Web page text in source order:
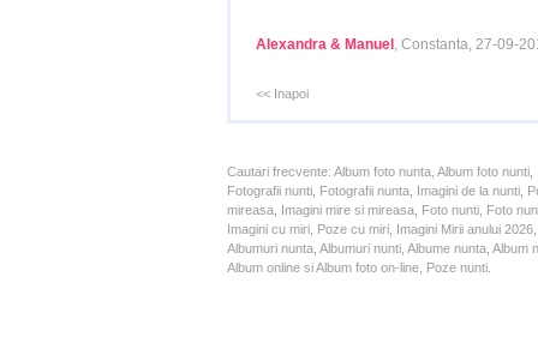
Alexandra & Manuel , Constanta, 27-09-
<< Inapoi
Cautari frecvente: Album foto nunta, Album foto
Fotografii nunti, Fotografii nunta, Imagini de la nunti,
mireasa, Imagini mire si mireasa, Foto nunti, Foto
Imagini cu miri, Poze cu miri, Imagini Mirii anului
Albumuri nunta, Albumuri nunti, Albume nunta,
Album online si Album foto on-line, Poze nunti.